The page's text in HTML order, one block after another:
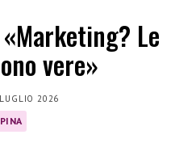
«Marketing? Le
vere»
2026